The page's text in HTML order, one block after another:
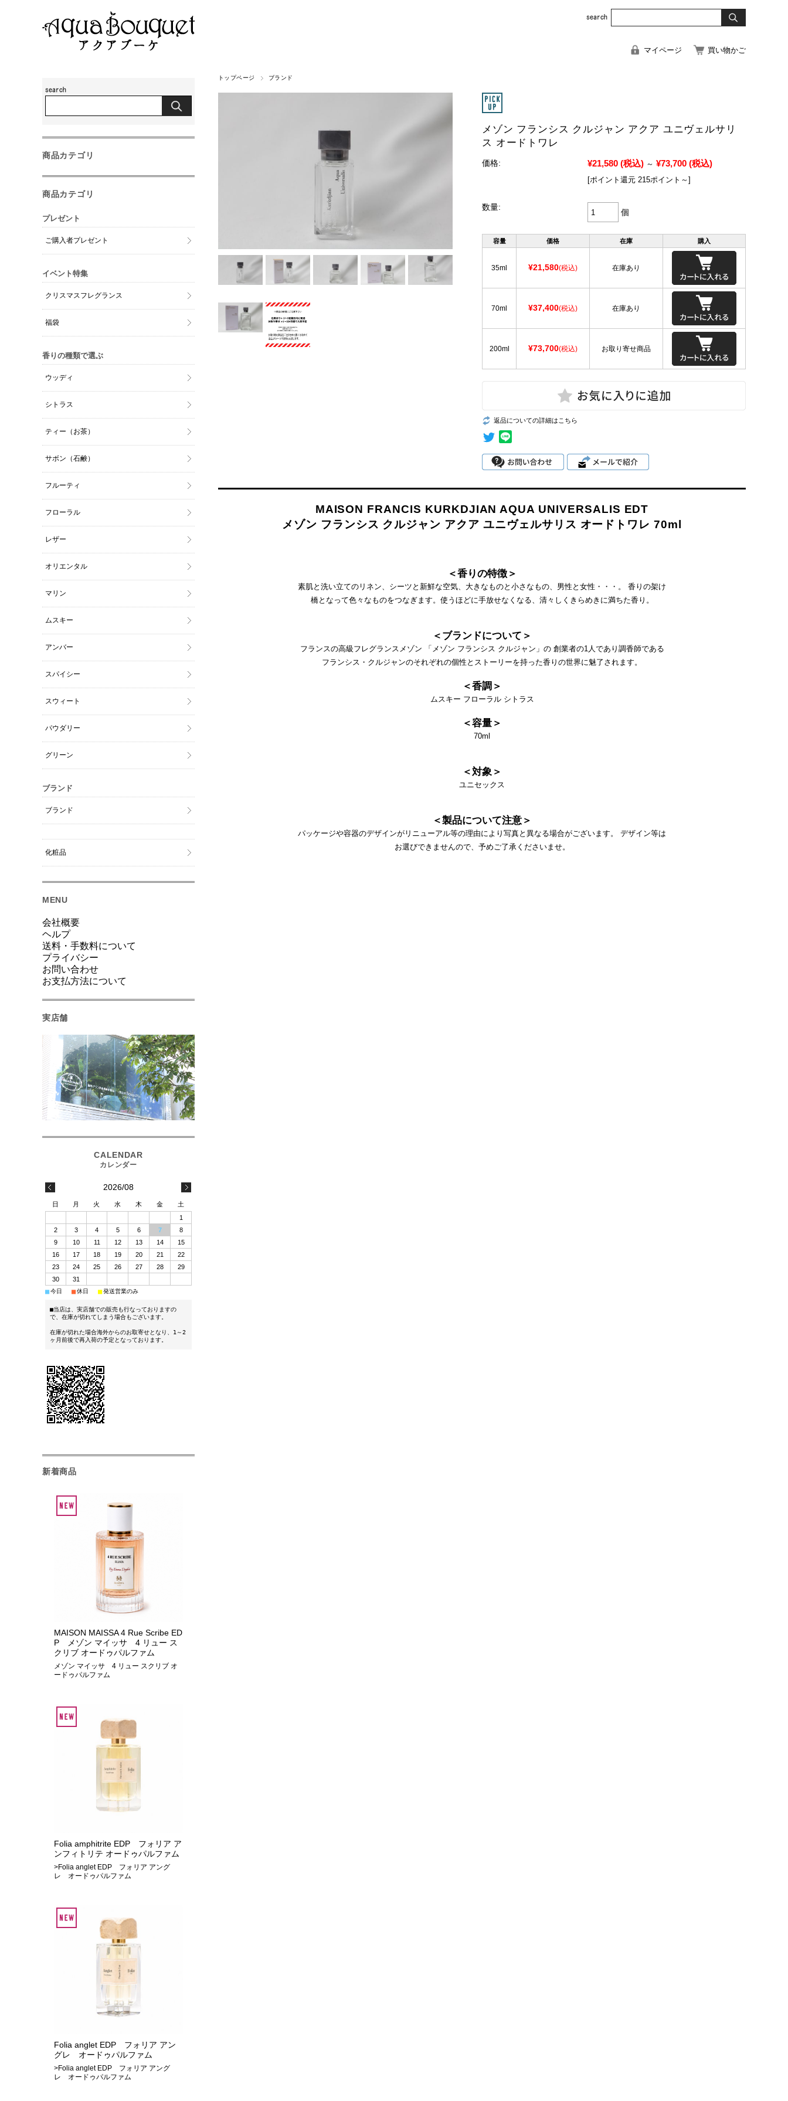
マイページ 買い物かご
トップページ ブランド
メゾン フランシス クルジャン アクア ユニヴェルサリ
ス オードトワレ
価格: ¥21,580 (税込) ～ ¥73,700 (税込)
[ポイント還元 215ポイント～]
数量:
個
容量 価格 在庫 購入
35ml ¥21,580(税込) 在庫あり
70ml ¥37,400(税込) 在庫あり
200ml ¥73,700(税込) お取り寄せ商品
返品についての詳細はこちら
MAISON FRANCIS KURKDJIAN AQUA UNIVERSALIS EDT
メゾン フランシス クルジャン アクア ユニヴェルサリス オードトワレ 70ml
＜香りの特徴＞
素肌と洗い立てのリネン、シーツと新鮮な空気、大きなものと小さなもの、男性と女性・・・。 香りの架け
橋となって色々なものをつなぎます。使うほどに手放せなくなる、清々しくきらめきに満ちた香り。
＜ブランドについて＞
フランスの高級フレグランスメゾン 「メゾン フランシス クルジャン」の 創業者の1人であり調香師である
フランシス・クルジャンのそれぞれの個性とストーリーを持った香りの世界に魅了されます。
＜香調＞
ムスキー フローラル シトラス
＜容量＞
70ml
＜対象＞
ユニセックス
＜製品について注意＞
パッケージや容器のデザインがリニューアル等の理由により写真と異なる場合がございます。 デザイン等は
お選びできませんので、予めご了承くださいませ。
商品カテゴリ
商品カテゴリ
プレゼント
ご購入者プレゼント
イベント特集
クリスマスフレグランス
福袋
香りの種類で選ぶ
ウッディ
シトラス
ティー（お茶）
サボン（石鹸）
フルーティ
フローラル
レザー
オリエンタル
マリン
ムスキー
アンバー
スパイシー
スウィート
パウダリー
グリーン
ブランド
ブランド
化粧品
MENU
会社概要
ヘルプ
送料・手数料について
プライバシー
お問い合わせ
お支払方法について
実店舗
2026/08
日 月 火 水 木 金
土
1
2
3 4 5 6 7
8
9
10 11 12 13 14
15
16
17 18 19 20 21
22
23
24 25 26 27 28
29
30
31
■今日 ■休日 ■発送営業のみ
■当店は、実店舗での販売も行なっておりますの
で、在庫が切れてしまう場合もございます。
在庫が切れた場合海外からのお取寄せとなり、1～2
ヶ月前後で再入荷の予定となっております。
新着商品
MAISON MAISSA 4 Rue Scribe ED
P メゾン マイッサ 4 リュー ス
クリブ オードゥパルファム
メゾン マイッサ 4 リュー スクリブ オ
ードゥパルファム
Folia amphitrite EDP フォリア ア
ンフィトリテ オードゥパルファム
>Folia anglet EDP フォリア アング
レ オードゥパルファム
Folia anglet EDP フォリア アン
グレ オードゥパルファム
>Folia anglet EDP フォリア アング
レ オードゥパルファム